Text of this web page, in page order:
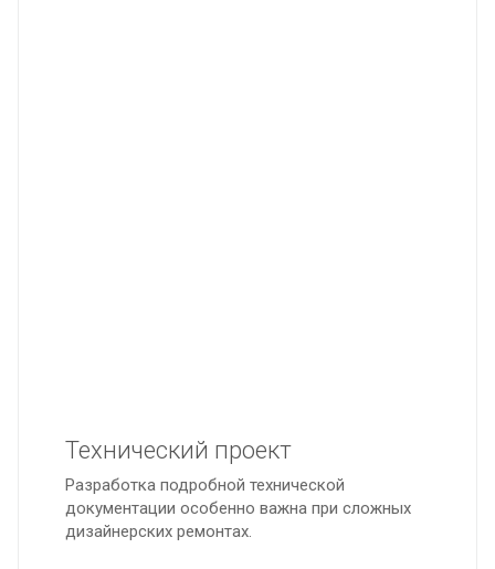
Технический проект
Разработка подробной технической
документации особенно важна при сложных
дизайнерских ремонтах.